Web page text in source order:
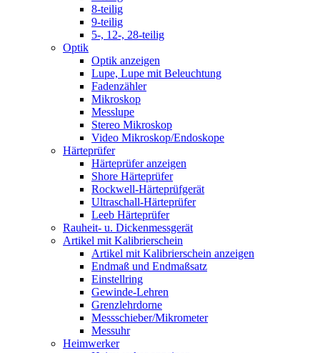
8-teilig
9-teilig
5-, 12-, 28-teilig
Optik
Optik anzeigen
Lupe, Lupe mit Beleuchtung
Fadenzähler
Mikroskop
Messlupe
Stereo Mikroskop
Video Mikroskop/Endoskope
Härteprüfer
Härteprüfer anzeigen
Shore Härteprüfer
Rockwell-Härteprüfgerät
Ultraschall-Härteprüfer
Leeb Härteprüfer
Rauheit- u. Dickenmessgerät
Artikel mit Kalibrierschein
Artikel mit Kalibrierschein anzeigen
Endmaß und Endmaßsatz
Einstellring
Gewinde-Lehren
Grenzlehrdorne
Messschieber/Mikrometer
Messuhr
Heimwerker